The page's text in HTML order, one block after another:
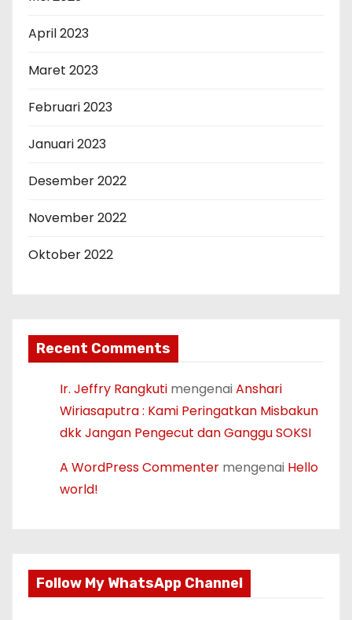
April 2023
Maret 2023
Februari 2023
Januari 2023
Desember 2022
November 2022
Oktober 2022
Recent Comments
Ir. Jeffry Rangkuti mengenaiAnshari
Wiriasaputra : Kami Peringatkan Misbakun
dkk Jangan Pengecut dan Ganggu SOKSI
A WordPress Commenter mengenai Hello
world!
Follow My WhatsApp Channel